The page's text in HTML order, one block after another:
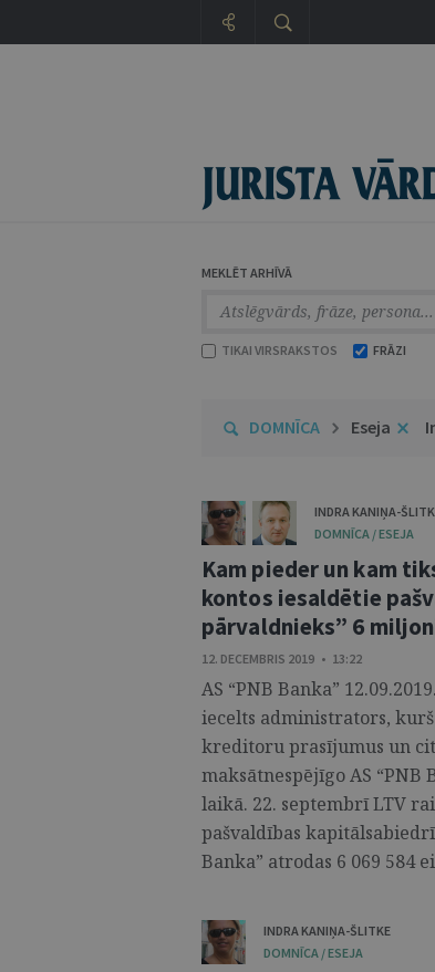
MEKLĒT ARHĪVĀ
TIKAI VIRSRAKSTOS FRĀZI
DOMNĪCA Eseja
INDRA KANIŅA-
DOMNĪCA / ESEJA
Kam pieder un kam
kontos iesaldētie
pārvaldnieks” 6
12. DECEMBRIS 2019 • 13:22
AS “PNB Banka”
iecelts administrators,
kreditoru prasījumus un
maksātnespējīgo AS
laikā. 22. septembrī LTV
pašvaldības
Banka” atrodas 6 069 584
INDRA KANIŅA-ŠLITKE
DOMNĪCA / ESEJA